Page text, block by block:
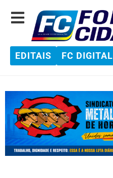
EDITAIS FC DIGITAL